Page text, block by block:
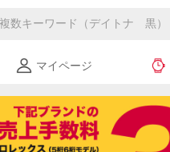
マイページ